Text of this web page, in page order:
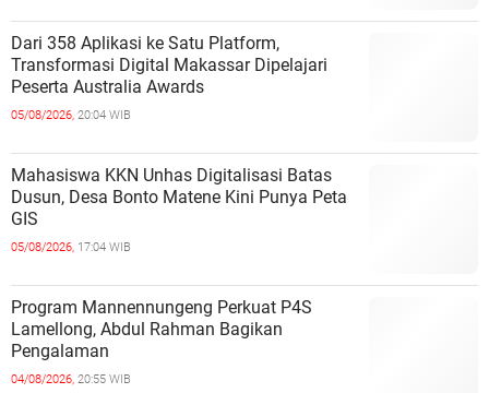
Dari 358 Aplikasi ke Satu Platform,
Transformasi Digital Makassar Dipelajari
Peserta Australia Awards
05/08/2026, 20:04 WIB
Mahasiswa KKN Unhas Digitalisasi Batas
Dusun, Desa Bonto Matene Kini Punya Peta
GIS
05/08/2026, 17:04 WIB
Program Mannennungeng Perkuat P4S
Lamellong, Abdul Rahman Bagikan
Pengalaman
04/08/2026, 20:55 WIB